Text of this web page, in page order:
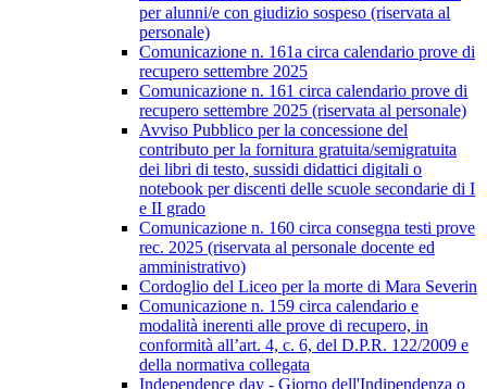
per alunni/e con giudizio sospeso (riservata al
personale)
Comunicazione n. 161a circa calendario prove di
recupero settembre 2025
Comunicazione n. 161 circa calendario prove di
recupero settembre 2025 (riservata al personale)
Avviso Pubblico per la concessione del
contributo per la fornitura gratuita/semigratuita
dei libri di testo, sussidi didattici digitali o
notebook per discenti delle scuole secondarie di I
e II grado
Comunicazione n. 160 circa consegna testi prove
rec. 2025 (riservata al personale docente ed
amministrativo)
Cordoglio del Liceo per la morte di Mara Severin
Comunicazione n. 159 circa calendario e
modalità inerenti alle prove di recupero, in
conformità all’art. 4, c. 6, del D.P.R. 122/2009 e
della normativa collegata
Independence day - Giorno dell'Indipendenza o